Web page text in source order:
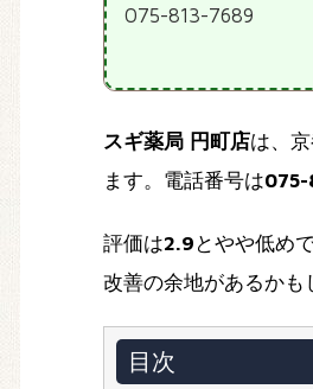
075-813-7689
スギ薬局 円町店は、
ます。電話番号は
評価は2.9 とやや低め
改善の余地があるかも
目次